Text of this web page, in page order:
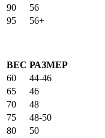
90
56
95
56+
ВЕС РАЗМЕР
60
44-46
65
46
70
48
75
48-50
80
50